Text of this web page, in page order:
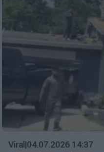
Viral|04.07.2026 14:37